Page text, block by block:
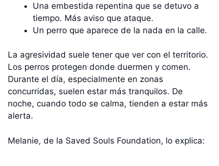
Una embestida repentina que se detuvo a
tiempo. Más aviso que ataque.
Un perro que aparece de la nada en la calle.
La agresividad suele tener que ver con el territorio.
Los perros protegen donde duermen y comen.
Durante el día, especialmente en zonas
concurridas, suelen estar más tranquilos. De
noche, cuando todo se calma, tienden a estar más
alerta.
Melanie, de la Saved Souls Foundation, lo explica: